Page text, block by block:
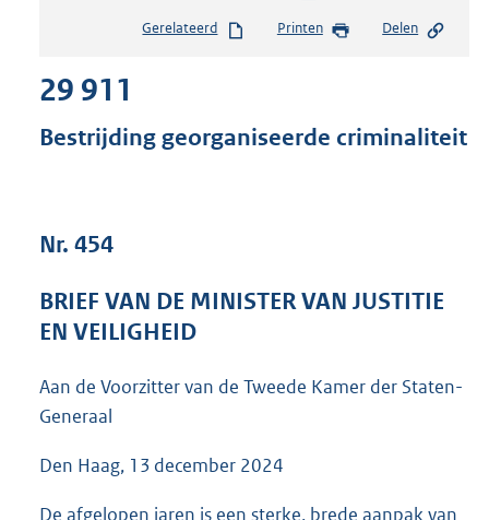
s
s
e
9
Gerelateerd Printen Delen
29 911
Bestrijding georganiseerde criminaliteit
Nr. 454
BRIEF VAN DE MINISTER VAN JUSTITIE
EN VEILIGHEID
Aan de Voorzitter van de Tweede Kamer der Staten-
Generaal
Den Haag, 13 december 2024
De afgelopen jaren is een sterke, brede aanpak van